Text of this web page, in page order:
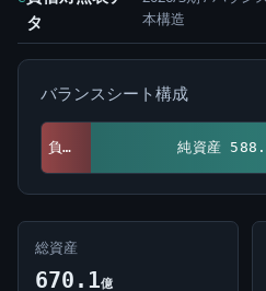
タ
本構造
バランスシート構成
負債 81.6億 (12.2%) 純資産
総資産
670.1億